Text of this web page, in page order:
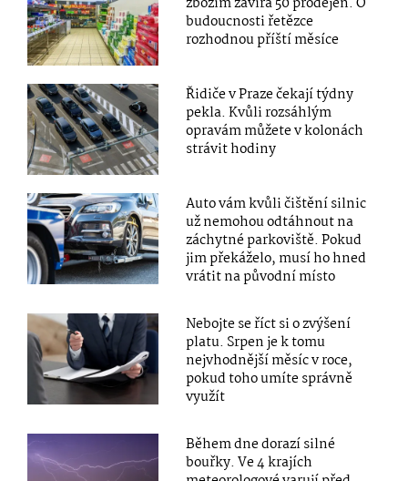
budoucnosti řetězce
rozhodnou příští měsíce
Řidiče v Praze čekají týdny
pekla. Kvůli rozsáhlým
opravám můžete v kolonách
strávit hodiny
Auto vám kvůli čištění silnic
už nemohou odtáhnout na
záchytné parkoviště. Pokud
jim překáželo, musí ho hned
vrátit na původní místo
Nebojte se říct si o zvýšení
platu. Srpen je k tomu
nejvhodnější měsíc v roce,
pokud toho umíte správně
využít
Během dne dorazí silné
bouřky. Ve 4 krajích